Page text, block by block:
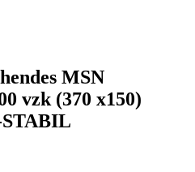
MSN
vzk (370 x150)